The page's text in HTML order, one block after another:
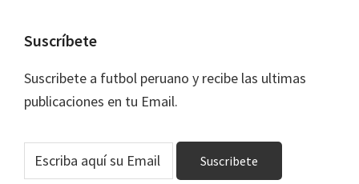
Suscríbete
Suscribete a futbol peruano y recibe las ultimas
publicaciones en tu Email.